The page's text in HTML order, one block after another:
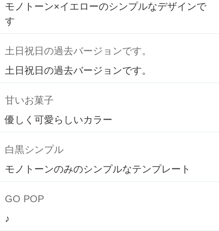
モノトーン×イエローのシンプルなデザインで
す
土日祝日の過去バージョンです。
土日祝日の過去バージョンです。
甘いお菓子
優しく可愛らしいカラー
白黒シンプル
モノトーンのみのシンプルなテンプレート
GO POP
♪